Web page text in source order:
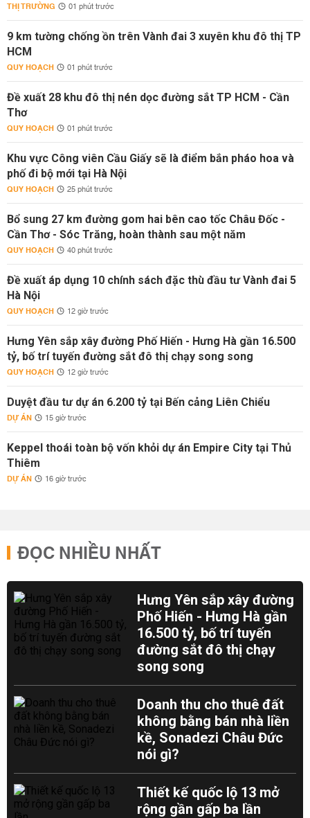
THỊ TRƯỜNG 01 phút trước
9 km tường chống ồn trên Vành đai 3 xuyên khu đô thị TP
HCM
QUY HOẠCH 01 phút trước
Đề xuất 28 khu đô thị nén dọc đường sắt TP HCM - Cần
Thơ
QUY HOẠCH 01 phút trước
Khu vực Công viên Cầu Giấy sẽ là điểm bắn pháo hoa và
phố đi bộ mới tại Hà Nội
QUY HOẠCH 25 phút trước
Bổ sung 27 km đường gom hai bên cao tốc Châu Đốc -
Cần Thơ - Sóc Trăng, hoàn thành sau một năm
QUY HOẠCH 40 phút trước
Đề xuất áp dụng 10 chính sách đặc thù đầu tư Vành đai 5
Hà Nội
QUY HOẠCH 12 giờ trước
Hưng Yên sắp xây đường Phố Hiến - Hưng Hà gần 16.500
tỷ, bố trí tuyến đường sắt đô thị chạy song song
QUY HOẠCH 12 giờ trước
Duyệt đầu tư dự án 6.200 tỷ tại Bến cảng Liên Chiểu
DỰ ÁN 15 giờ trước
Keppel thoái toàn bộ vốn khỏi dự án Empire City tại Thủ
Thiêm
DỰ ÁN 16 giờ trước
ĐỌC NHIỀU NHẤT
Hưng Yên sắp xây đường
Phố Hiến - Hưng Hà gần
16.500 tỷ, bố trí tuyến
đường sắt đô thị chạy
song song
Doanh thu cho thuê đất
không bằng bán nhà liền
kề, Sonadezi Châu Đức
nói gì?
Thiết kế quốc lộ 13 mở
rộng gần gấp ba lần